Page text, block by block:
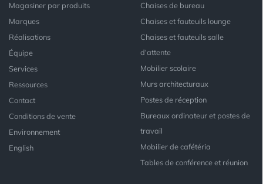
Magasiner par produits
Marques
Réalisations
Équipe
Services
Ressources
Contact
Conditions de vente
Environnement
English
Chaises de bureau
Chaises et fauteuils lounge
Chaises et fauteuils salle
d'attente
Mobilier scolaire
Murs architecturaux
Postes de réception
Bureaux ordinateur et postes de
travail
Mobilier de cafétéria
Tables de conférence et réunion